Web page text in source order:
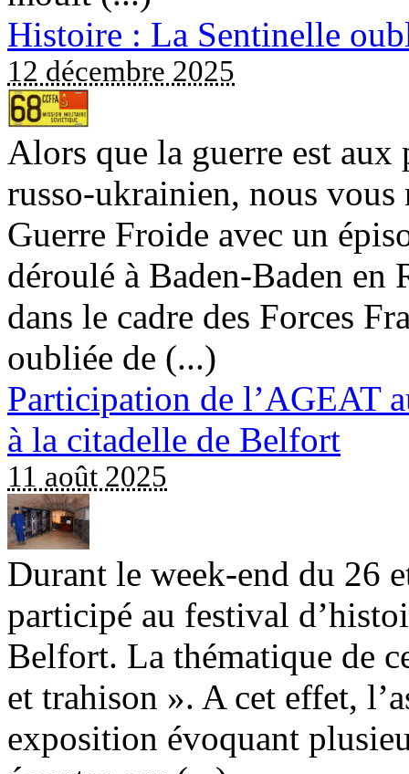
Histoire : La Sentinelle
12 décembre 2025
Alors que la guerre est
russo-ukrainien, nous vous
Guerre Froide avec un
déroulé à Baden-Baden en
dans le cadre des Forces
oubliée de (...)
Participation de l’AGEAT
à la citadelle de Belfort
11 août 2025
Durant le week-end du 26
participé au festival
Belfort. La thématique de
et trahison ». A cet effet,
exposition évoquant